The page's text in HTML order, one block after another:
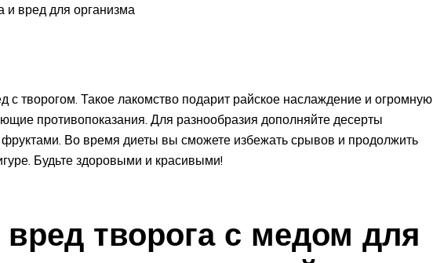
и вред для организма
с творогом. Такое лакомство подарит райское наслаждение и огромную
противопоказания. Для разнообразия дополняйте десерты
Во время диеты вы сможете избежать срывов и продолжить
Будьте здоровыми и красивыми!
творога с медом для